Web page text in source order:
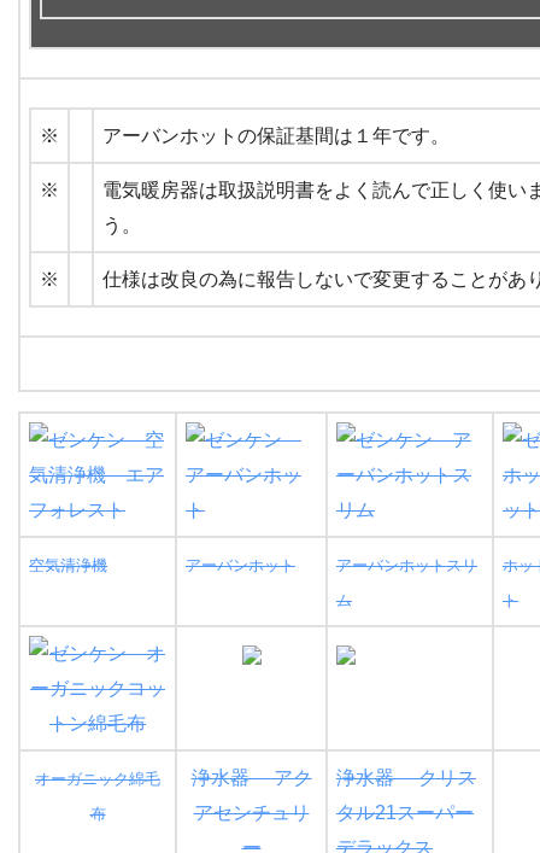
※ アーバンホットの保証基間は１年です。
※
電気暖房器は取扱説明書をよく読んで正しく使い
う。
※ 仕様は改良の為に報告しないで変更することがあ
空気清浄機 アーバンホット
アーバンホットスリ
ム
ホッ
ト
オーガニック綿毛
布
浄水器 アク
アセンチュリ
ー
浄水器 クリス
タル21スーパー
デラックス